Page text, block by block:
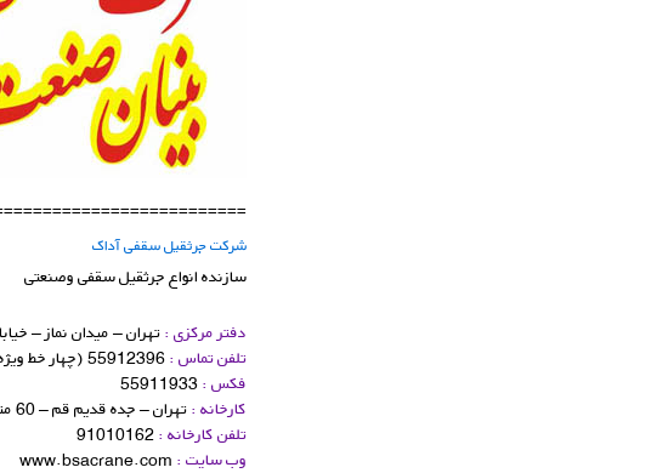
شركت جرثقیل سقفی آداک
سازنده انواع جرثقیل سقفی وصنعتی
دفتر مركزی : تهران – میدان نماز –
تلفن تماس :
فكس :
كارخانه : تهران – جده قدیم قم – 60 متری شور آباد – خیابان یكم شمالی –پلاك 74
تلفن كارخانه :
وب سایت :